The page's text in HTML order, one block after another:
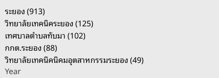
ระยอง (913)
วิทยาลัยเทคนิคระยอง (125)
เทศบาลตำบลทับมา (102)
กกต.ระยอง (88)
วิทยาลัยเทคนิคนิคมอุตสาหกรรมระยอง (49)
Year